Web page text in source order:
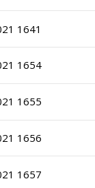
1641
1654
1655
1656
1657